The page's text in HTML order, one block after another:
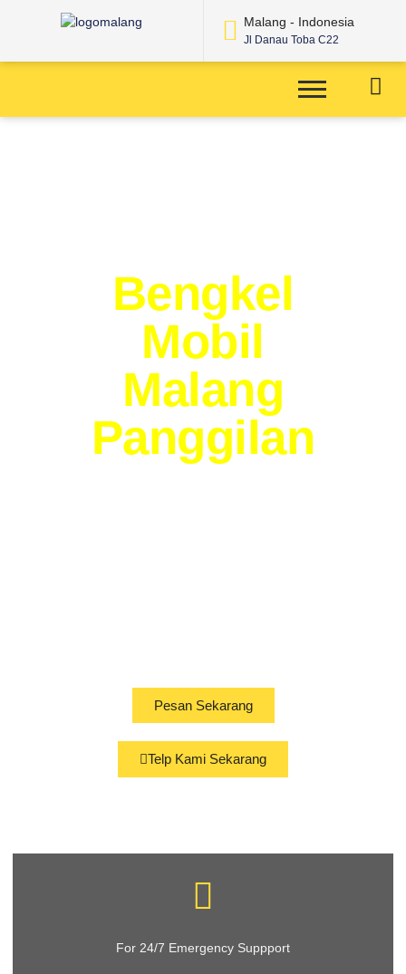
Malang - Indonesia
Jl Danau Toba C22
Bengkel
Mobil
Malang
Panggilan
Pesan Sekarang
Telp Kami Sekarang
For 24/7 Emergency Suppport